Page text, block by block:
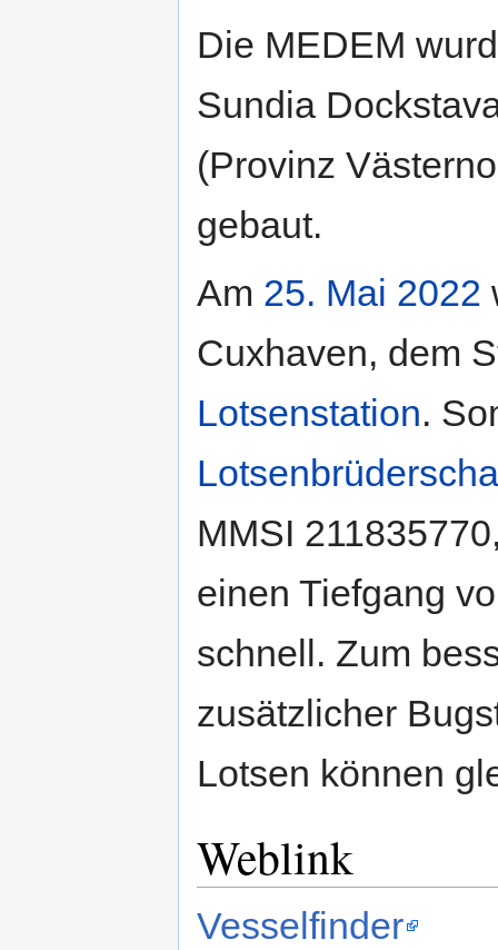
Die MEDEM
Sundia
(Provinz
gebaut.
Am 25. Mai 2022
Cuxhaven, dem
Lotsenstation.
MMSI
einen Tiefgang
schnell. Zum
zusätzlicher
Lotsen können
Weblink
Vesselfinder